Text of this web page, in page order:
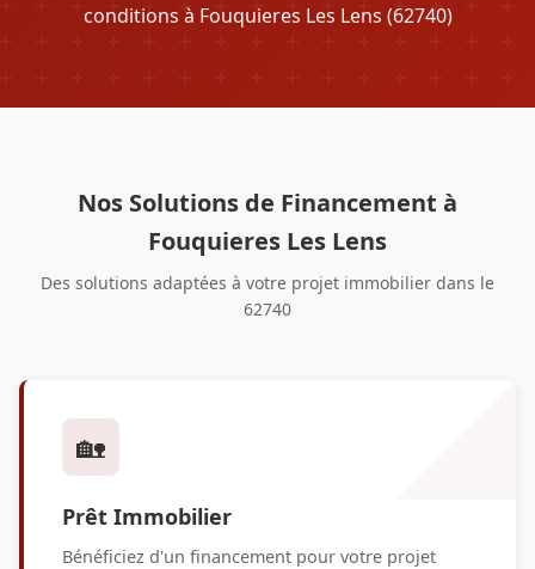
conditions à Fouquieres Les Lens (62740)
Nos Solutions de Financement à
Fouquieres Les Lens
Des solutions adaptées à votre projet immobilier dans le
62740
🏡
Prêt Immobilier
Bénéficiez d'un financement pour votre projet